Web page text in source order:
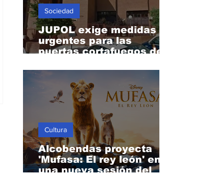
JUPOL exige medidas
urgentes para las
puertas cortafuegos de
Alcobendas
Sociedad
Alcobendas proyecta
'Mufasa: El rey león' en
una nueva sesión del
Cultura